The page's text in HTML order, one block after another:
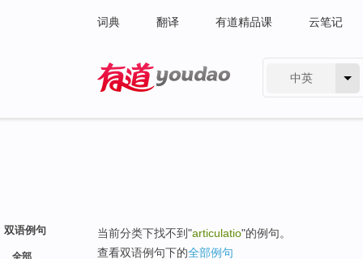
词典 翻译 有道精品课 云笔记
中英
双语例句
全部
当前分类下找不到"articulatio"的例句。
查看双语例句下的全部例句